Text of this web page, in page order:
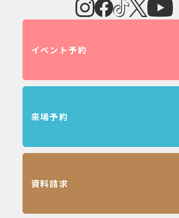
イベント予約
来場予約
資料請求